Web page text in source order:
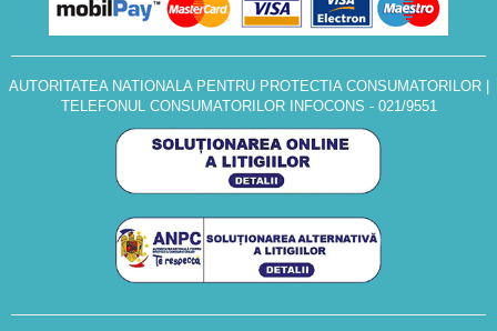
AUTORITATEA NATIONALA PENTRU PROTECTIA CONSUMATORILOR|
TELEFONUL CONSUMATORILOR INFOCONS - 021/9551